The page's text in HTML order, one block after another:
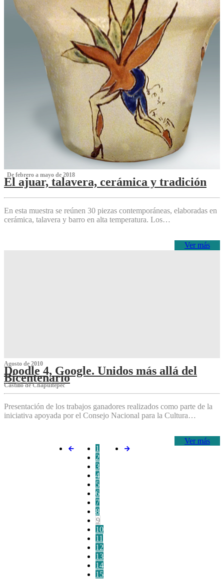
‌ De febrero a mayo de 2018
El ajuar, talavera, cerámica y tradición
‌
En esta muestra se reúnen 30 piezas contemporáneas, elaboradas en
cerámica, talavera y barro en alta temperatura. Los…
Ver más
Agosto de 2010
Doodle 4, Google. Unidos más allá del
Bicentenario
Castillo de Chapultepec
Presentación de los trabajos ganadores realizados como parte de la
iniciativa apoyada por el Consejo Nacional para la Cultura…
Ver más
1
2
3
4
5
6
7
8
9
10
11
12
13
14
15